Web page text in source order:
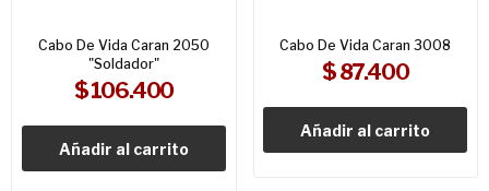
Cabo De Vida Caran 2050
"soldador"
$ 106.400
Añadir al carrito
Cabo De Vida Caran 3008
$ 87.400
Añadir al carrito